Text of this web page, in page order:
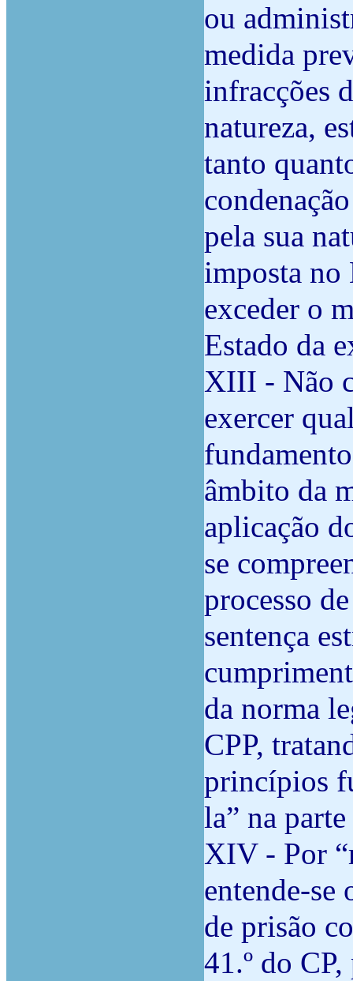
ou
medida
infracções
natureza,
tanto
pela sua
imposta no
exceder o
Estado da
XIII - Não
exercer
âmbito da
aplicação
se
processo
sentença
da norma
CPP,
princípios
la” na
XIV - Por
entende-se
de prisão
41.º do